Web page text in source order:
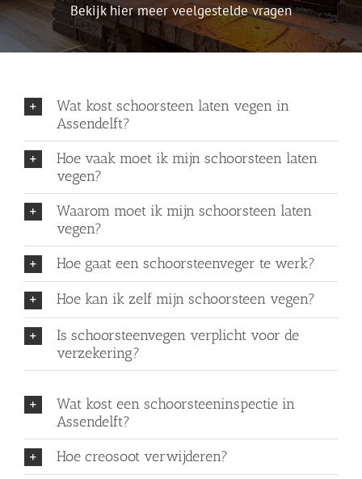
Bekijk hier meer veelgestelde vragen
Wat kost schoorsteen laten vegen in
Assendelft?
Hoe vaak moet ik mijn schoorsteen laten
vegen?
Waarom moet ik mijn schoorsteen laten
vegen?
Hoe gaat een schoorsteenveger te werk?
Hoe kan ik zelf mijn schoorsteen vegen?
Is schoorsteenvegen verplicht voor de
verzekering?
Wat kost een schoorsteeninspectie in
Assendelft?
Hoe creosoot verwijderen?